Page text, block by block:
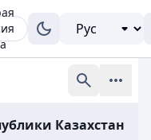
Казахстан